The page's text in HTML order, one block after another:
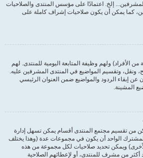
إلخ. اعتمادًا على مؤسس المنتدى والصلاحيات
كما يمكن أن يكون صلاحيات إشراف كاملة على
الأفراد) ولهم وظيفة المتابعة اليومية للمنتدى. لهم
ونقل، وتقسيم المواضيع في المنتدى المشرفين عليه.
إبقاء الردود والمواضيع ضمن العنوان الرئيسي
المشينة.
تقسيم مجتمع المنتدى أقسام يمكن تسهل إدارة
الواحد أن يكون في مجموعات عدة (وهذا يختلف
ويمكن تحديد صلاحيات لكل مجموعة من هذه
من مشرف للمنتدى، أو لإعطائهم الصلاحية